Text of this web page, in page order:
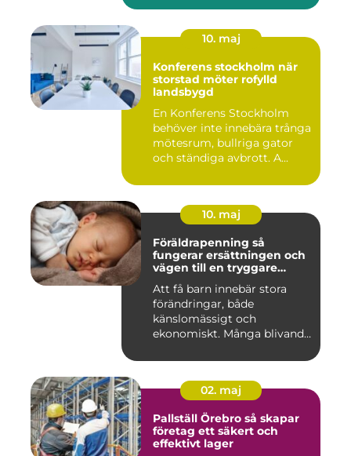
10. maj
Konferens stockholm när
storstad möter rofylld
landsbygd
En Konferens Stockholm
behöver inte innebära trånga
mötesrum, bullriga gator
och ständiga avbrott. A...
10. maj
Föräldrapenning så
fungerar ersättningen och
vägen till en tryggare
Att få barn innebär stora
förändringar, både
känslomässigt och
ekonomiskt. Många blivande
02. maj
Pallställ Örebro så skapar
företag ett säkert och
effektivt lager